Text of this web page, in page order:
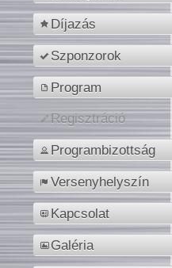
Díjazás
Szponzorok
Program
Regisztráció
Programbizottság
Versenyhelyszín
Kapcsolat
Galéria